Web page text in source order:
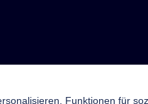
Funktionen für